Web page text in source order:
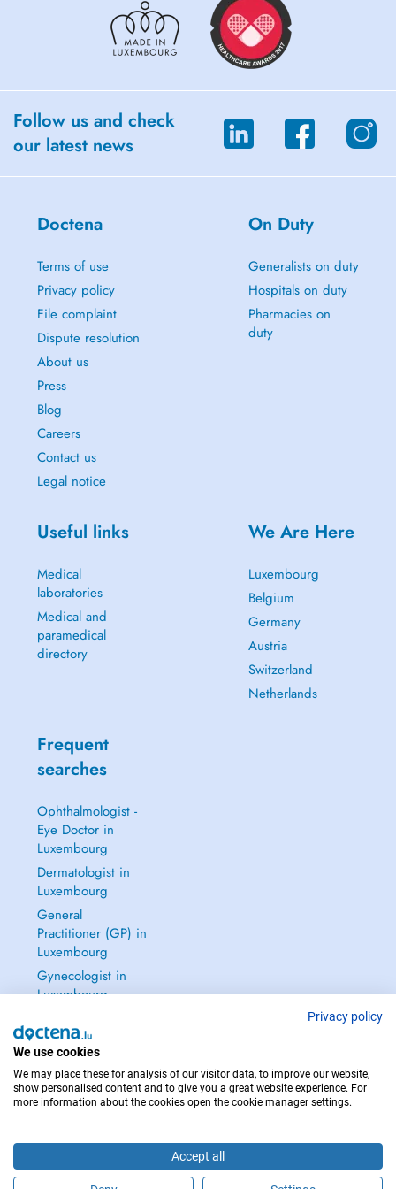
Follow us and check
our latest news
Doctena
Terms of use
Privacy policy
File complaint
Dispute resolution
About us
Press
Blog
Careers
Contact us
Legal notice
On Duty
Generalists on duty
Hospitals on duty
Pharmacies on
duty
Useful links
Medical
laboratories
Medical and
paramedical
directory
We Are Here
Luxembourg
Belgium
Germany
Austria
Switzerland
Netherlands
Frequent
searches
Ophthalmologist -
Eye Doctor in
Luxembourg
Dermatologist in
Luxembourg
General
Practitioner (GP) in
Luxembourg
Gynecologist in
Luxembourg
IN CASE OF EMERGENCIES, PLEASE CONTACT : 112
Privacy policy
We use cookies
We may place these for analysis of our visitor data, to improve our website,
show personalised content and to give you a great website experience. For
more information about the cookies open the cookie manager settings.
Accept all